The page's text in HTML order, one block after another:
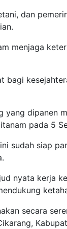
dan
menjaga
yang dipanen
pada 5
sudah siap
nyata kerja
secara